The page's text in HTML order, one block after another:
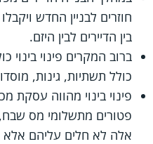
חוזרים לבניין החדש
בין הדיירים לבין היזם.
ברוב המקרים פינוי בינוי
כולל תשתיות, גינות,
פינוי בינוי מהווה עסקת
פטורים מתשלומי מס
אלה לא חלים עליהם אלא